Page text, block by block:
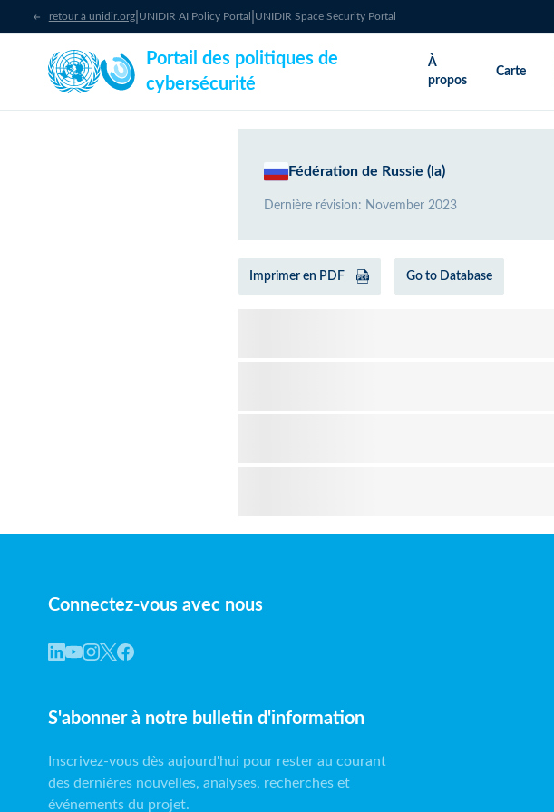
retour à unidir.org| UNIDIR AI Policy Portal UNIDIR Space Security Portal
Portail des politiques de
cybersécurité
À
propos
Carte
Fédération de Russie (la)
Dernière révision: November 2023
Imprimer en PDF Go to Database
Connectez-vous avec nous
S'abonner à notre bulletin d'information
Inscrivez-vous dès aujourd'hui pour rester au courant
des dernières nouvelles, analyses, recherches et
événements du projet.